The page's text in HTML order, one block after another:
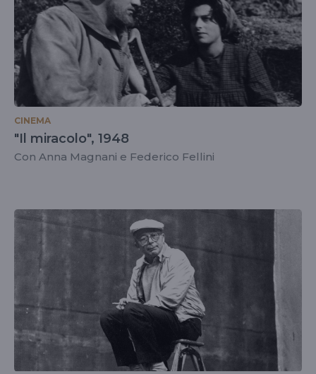
CINEMA
"Il miracolo", 1948
Con Anna Magnani e Federico Fellini